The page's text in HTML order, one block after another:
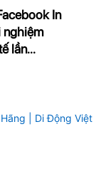
In
nghiệm
lần...